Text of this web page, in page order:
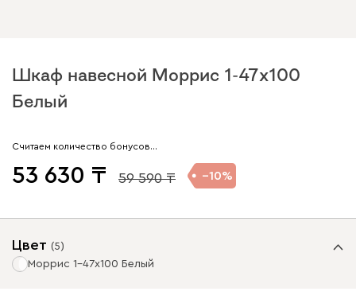
Шкаф навесной Моррис 1-47x100
Белый
Считаем количество бонусов…
53 630 59 590 10
Цвет (5)
Моррис 1-47x100 Белый